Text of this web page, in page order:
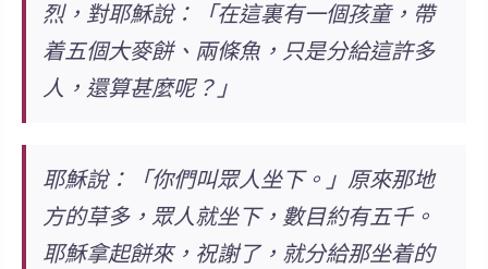
烈，對耶穌說：「在這裏有一個孩童，帶
着五個大麥餅、兩條魚，只是分給這許多
人，還算甚麼呢？」
耶穌說：「你們叫眾人坐下。」原來那地
方的草多，眾人就坐下，數目約有五千。
耶穌拿起餅來，祝謝了，就分給那坐着的